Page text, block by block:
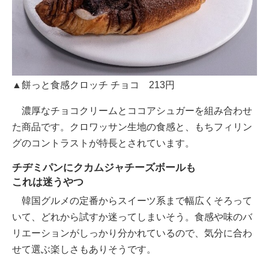
▲餅っと食感クロッチ チョコ 213円
濃厚なチョコクリームとココアシュガーを組み合わせ
た商品です。クロワッサン生地の食感と、もちフィリン
グのコントラストが特長とされています。
チヂミパンにクカムジャチーズボールも
これは迷うやつ
韓国グルメの定番からスイーツ系まで幅広くそろって
いて、どれから試すか迷ってしまいそう。食感や味のバ
リエーションがしっかり分かれているので、気分に合わ
せて選ぶ楽しさもありそうです。